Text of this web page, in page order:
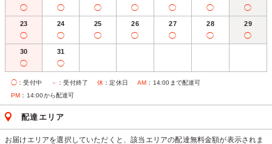
◯ ◯ ◯ ◯ ◯ ◯ ◯
23
◯
24
◯
25
◯
26
◯
27
◯
28
◯
29
◯
30
◯
31
◯
◯ ：受付中 － ：受付終了 休 ：定休日 AM ：14:00まで配達可
PM ：14:00から配達可
配達エリア
お届けエリアを選択していただくと、該当エリアの配達無料金額が表示されま